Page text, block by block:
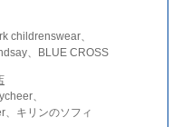
childrenswear、
、BLUE CROSS
、
キリンのソフィ